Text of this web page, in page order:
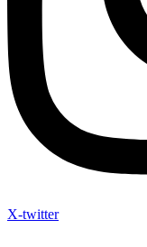
X-twitter